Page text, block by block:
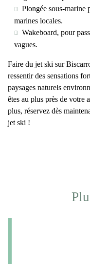
Plongée sous-marine
marines locales.
Wakeboard, pour
vagues.
Faire du jet ski sur
ressentir des sensations
paysages naturels
êtes au plus près de votre
plus, réservez dès
jet ski !